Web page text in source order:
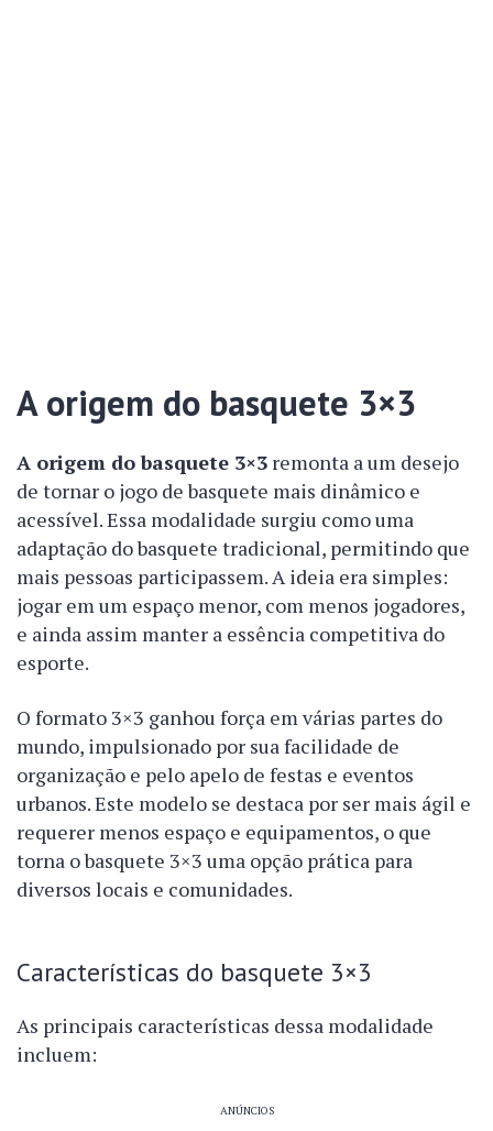
A origem do basquete 3×3
A origem do basquete 3×3 remonta a um desejo
de tornar o jogo de basquete mais dinâmico e
acessível. Essa modalidade surgiu como uma
adaptação do basquete tradicional, permitindo que
mais pessoas participassem. A ideia era simples:
jogar em um espaço menor, com menos jogadores,
e ainda assim manter a essência competitiva do
esporte.
O formato 3×3 ganhou força em várias partes do
mundo, impulsionado por sua facilidade de
organização e pelo apelo de festas e eventos
urbanos. Este modelo se destaca por ser mais ágil e
requerer menos espaço e equipamentos, o que
torna o basquete 3×3 uma opção prática para
diversos locais e comunidades.
Características do basquete 3×3
As principais características dessa modalidade
incluem:
ANÚNCIOS